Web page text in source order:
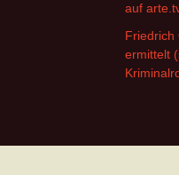
auf
Friedrich
ermittelt